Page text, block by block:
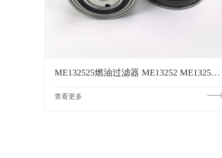
ME132525燃油过滤器 ME13252 ME132526 XE132525 XD9288E 50014338 DFF053024滤芯
查看更多